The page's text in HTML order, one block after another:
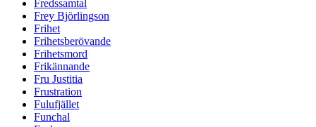
Fredssamtal
Frey Björlingson
Frihet
Frihetsberövande
Frihetsmord
Frikännande
Fru Justitia
Frustration
Fulufjället
Funchal